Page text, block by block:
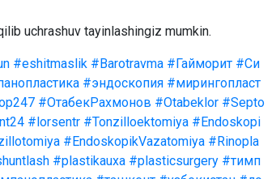
uchrashuv tayinlashingiz mumkin.
#eshitmaslik #Barotravma #Гайморит #Си
#эндоскопия #мирингопласт
#ОтабекРахмонов #Otabeklor #Septo
#lorsentr #Tonzilloektomiya #Endoskopi
#EndoskopikVazatomiya #Rinopla
#plastikauxa #plasticsurgery #тимп